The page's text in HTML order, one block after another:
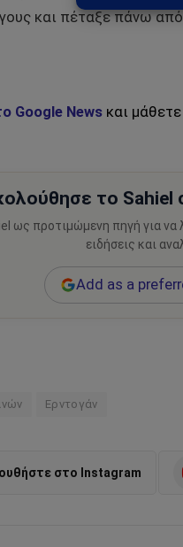
και πέταξε πάνω
Google News και
το Sahiel
ως προτιμώμενη πηγή για να
ειδήσεις και
Add as a
Ερντογάν
στο Instagram